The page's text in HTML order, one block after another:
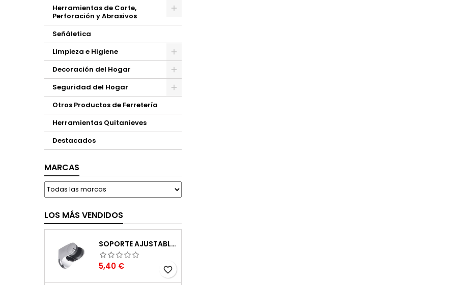
Herramientas de Corte,
Perforación y Abrasivos
Señáletica
Limpieza e Higiene
Decoración del Hogar
Seguridad del Hogar
Otros Productos de Ferretería
Herramientas Quitanieves
Destacados
MARCAS
LOS MÁS VENDIDOS
SOPORTE AJUSTABLE PARA MANGO DE DUCHA 51395
Precio
5,40 € favorite_border